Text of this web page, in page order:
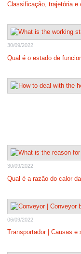
Classificação, trajetória e
30/09/2022
Qual é o estado de
30/09/2022
Qual é a razão do calor
06/09/2022
Transportador | Causas e